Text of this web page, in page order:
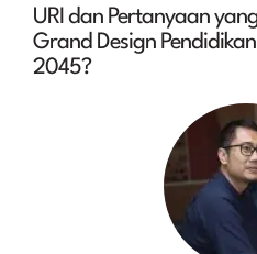
URI dan Pertanyaan
Grand Design
2045?